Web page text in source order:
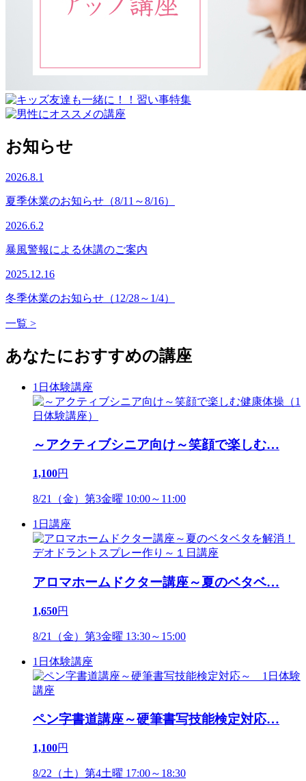
お知らせ
2026.8.1
夏季休業のお知らせ（8/11～8/16）
2026.6.2
暴風警報による休講のご案内
2025.12.16
冬季休業のお知らせ（12/28～1/4）
一覧 >
あなたにおすすめの講座
1日体験講座
～アクティブシニア向け～笑顔で楽しむ…
1,100円
8/21（金）第3金曜 10:00～11:00
1日講座
アロマホームドクター講座～夏のベタベ…
1,650円
8/21（金）第3金曜 13:30～15:00
1日体験講座
ペン字書道講座～硬筆書写技能検定対応…
1,100円
8/22（土）第4土曜 17:00～18:30